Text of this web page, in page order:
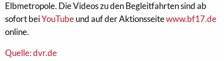
Elbmetropole. Die Videos zu den Begleitfahrten sind ab
sofort beiYouTubeund auf der Aktionsseitewww.bf17.de
online.
Quelle: dvr.de